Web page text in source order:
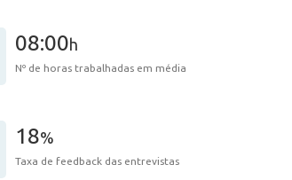
08:00h
Nº de horas trabalhadas em média
18%
Taxa de feedback das entrevistas